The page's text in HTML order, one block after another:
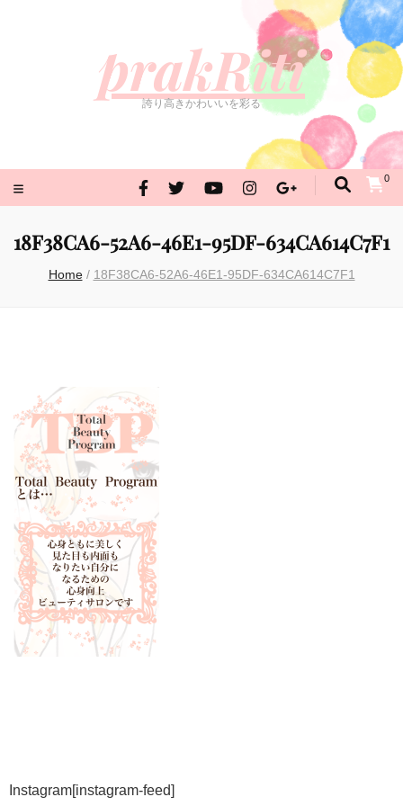
prakRiti
誇り高きかわいいを彩る
0
誇り高きかわいいを彩る
18F38CA6-52A6-46E1-95DF-634CA614C7F1
Home / 18F38CA6-52A6-46E1-95DF-634CA614C7F1
Instagram[instagram-feed]